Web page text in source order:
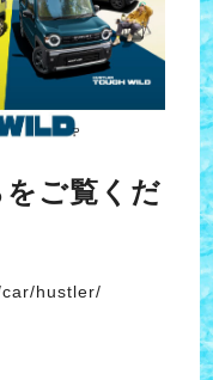
ご覧くだ
hustler/